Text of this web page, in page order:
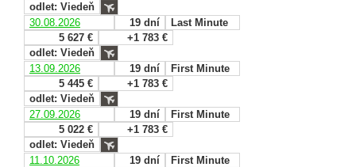
odlet: Viedeň
30.08.2026
19 dní
Last Minute
5 627 €
+1 783 €
odlet: Viedeň
13.09.2026
19 dní
First Minute
5 445 €
+1 783 €
odlet: Viedeň
27.09.2026
19 dní
First Minute
5 022 €
+1 783 €
odlet: Viedeň
11.10.2026
19 dní
First Minute